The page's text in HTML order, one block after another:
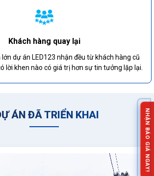
Khách hàng quay lại
dự án LED123 nhận đều từ khách hàng cũ
lời khen nào có giá trị hơn sự tin tưởng lặp lại.
ÁN ĐÃ TRIỂN KHAI NHẬN BÁO GIÁ NGAY!